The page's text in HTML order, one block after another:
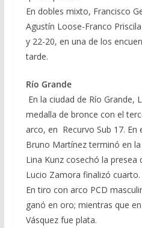
En dobles mixto, Francisco
Agustín Loose-Franco
y 22-20, en una de los
tarde.
Río Grande
En la ciudad de Río Grande,
medalla de bronce con el
arco, en Recurvo Sub 17.
Bruno Martínez terminó en
Lina Kunz cosechó la presea
Lucio Zamora finalizó cuarto.
En tiro con arco PCD
ganó en oro; mientras que
Vásquez fue plata.